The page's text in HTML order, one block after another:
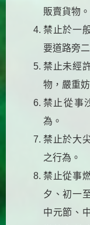
販賣貨物。
禁止於一
要道路旁
禁止未經
物，嚴重
禁止從事
為。
禁止於大
之行為。
禁止從事
夕、初一
中元節、